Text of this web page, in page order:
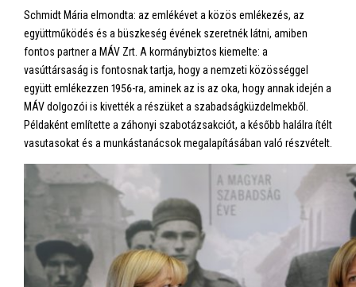
Schmidt Mária elmondta: az emlékévet a közös emlékezés, az
együttműködés és a büszkeség évének szeretnék látni, amiben
fontos partner a MÁV Zrt. A kormánybiztos kiemelte: a
vasúttársaság is fontosnak tartja, hogy a nemzeti közösséggel
együtt emlékezzen 1956-ra, aminek az is az oka, hogy annak idején a
MÁV dolgozói is kivették a részüket a szabadságküzdelmekből.
Példaként említette a záhonyi szabotázsakciót, a később halálra ítélt
vasutasokat és a munkástanácsok megalapításában való részvételt.